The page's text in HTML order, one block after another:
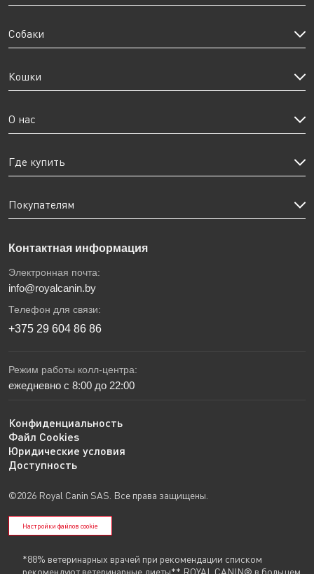
Собаки
Кошки
О нас
Где купить
Покупателям
Контактная информация
Электронная почта:
info@royalcanin.by
Телефон для связи:
+375 29 604 86 86
Режим работы колл-центра:
ежедневно с 8:00 до 22:00
Конфиденциальность
Файл Cookies
Юридические условия
Доступность
©2026 Royal Canin SAS. Все права защищены.
Настройки файлов cookie
*88% ветеринарных врачей при рекомендации списком